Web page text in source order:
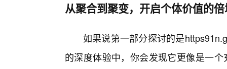
从聚合到聚变，开启个体价值的
如果说第一部分探讨的是
的深度体验中，你会发现它更像是一